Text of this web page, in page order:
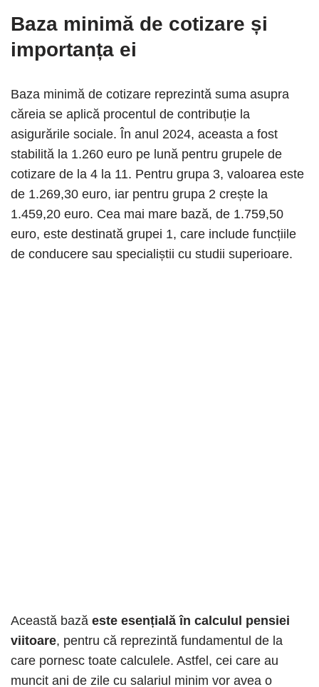
Baza minimă de cotizare și
importanța ei
Baza minimă de cotizare reprezintă suma asupra
căreia se aplică procentul de contribuție la
asigurările sociale. În anul 2024, aceasta a fost
stabilită la 1.260 euro pe lună pentru grupele de
cotizare de la 4 la 11. Pentru grupa 3, valoarea este
de 1.269,30 euro, iar pentru grupa 2 crește la
1.459,20 euro. Cea mai mare bază, de 1.759,50
euro, este destinată grupei 1, care include funcțiile
de conducere sau specialiștii cu studii superioare.
Această bază este esențială în calculul pensiei
viitoare, pentru că reprezintă fundamentul de la
care pornesc toate calculele. Astfel, cei care au
muncit ani de zile cu salariul minim vor avea o